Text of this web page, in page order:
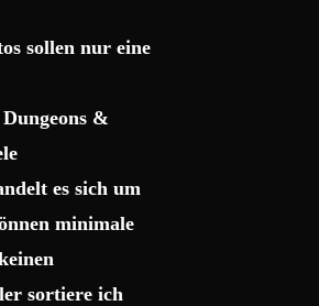
sollen nur eine
&
es sich um
minimale
sortiere ich